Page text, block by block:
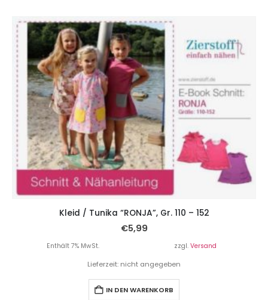
Kleid / Tunika “RONJA”, Gr. 110 – 152
€5,99
Enthält 7% MwSt. zzgl. Versand
Lieferzeit: nicht angegeben
IN DEN WARENKORB